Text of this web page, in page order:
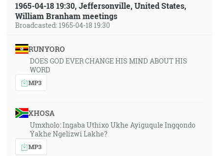
1965-04-18 19:30, Jeffersonville, United States,
William Branham meetings
Broadcasted: 1965-04-18 19:30
RUNYORO
DOES GOD EVER CHANGE HIS MIND ABOUT HIS
WORD
MP3
XHOSA
Umxholo: Ingaba Uthixo Ukhe Ayiguqule Ingqondo
Yakhe Ngelizwi Lakhe?
MP3